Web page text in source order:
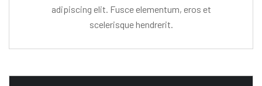
adipiscing elit. Fusce elementum, eros et
scelerisque hendrerit.